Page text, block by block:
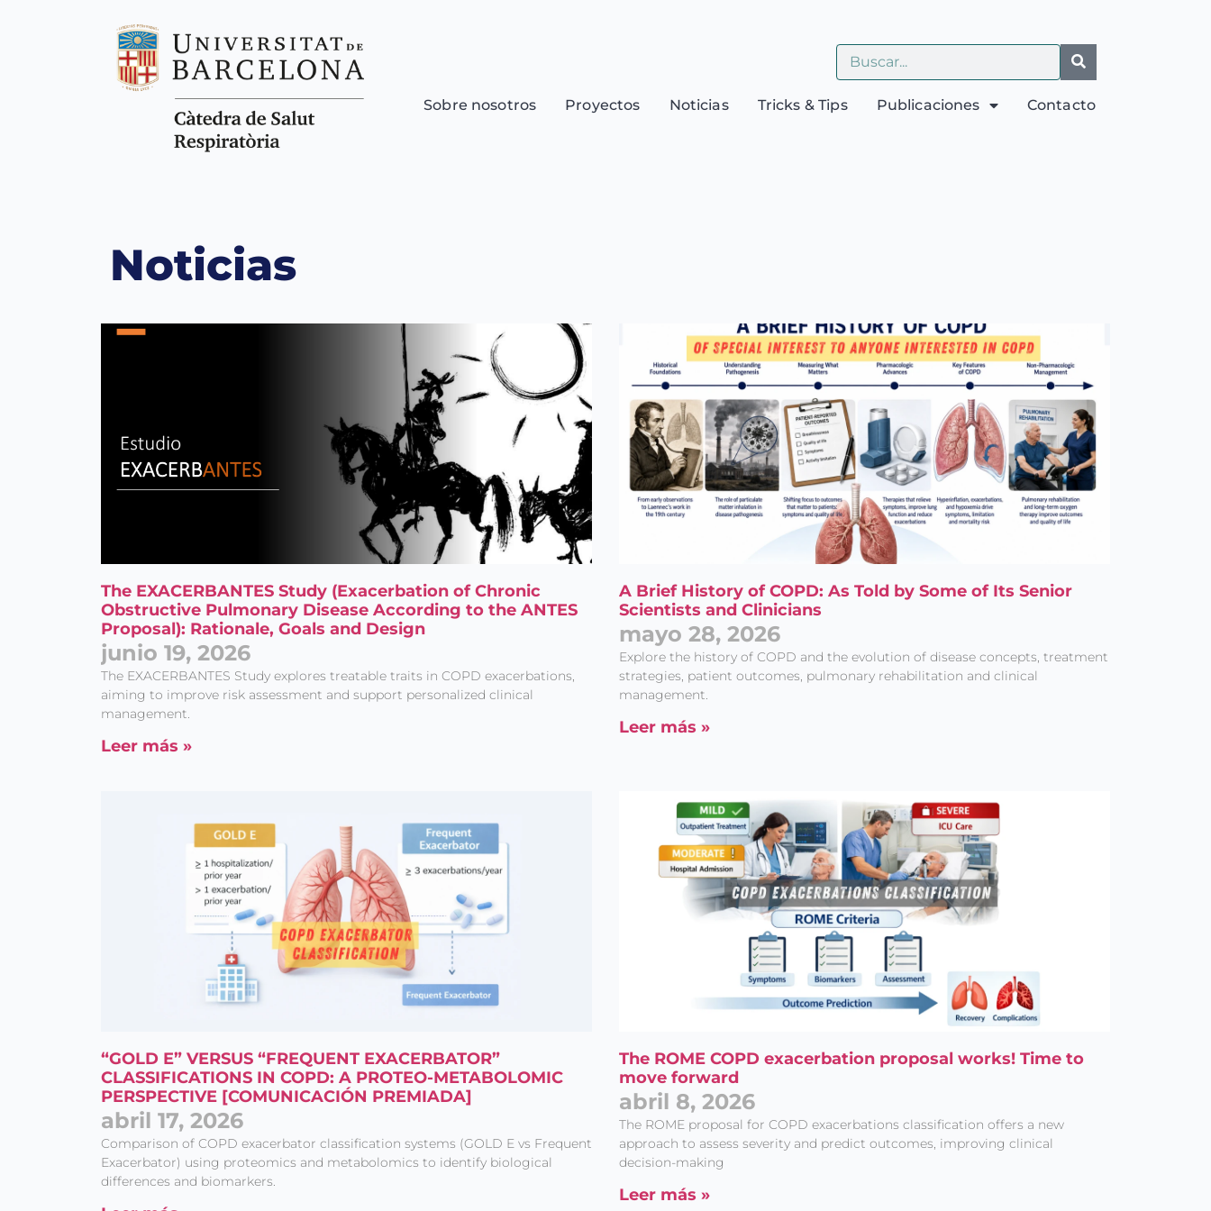
Sobre nosotros Proyectos Noticias Tricks & Tips Publicaciones Contacto
Noticias
The EXACERBANTES Study (Exacerbation of Chronic
Obstructive Pulmonary Disease According to the ANTES
Proposal): Rationale, Goals and Design
junio 19, 2026
The EXACERBANTES Study explores treatable traits in COPD exacerbations,
aiming to improve risk assessment and support personalized clinical
management.
Leer más »
A Brief History of COPD: As Told by Some of Its Senior
Scientists and Clinicians
mayo 28, 2026
Explore the history of COPD and the evolution of disease concepts, treatment
strategies, patient outcomes, pulmonary rehabilitation and clinical
management.
Leer más »
“GOLD E” VERSUS “FREQUENT EXACERBATOR”
CLASSIFICATIONS IN COPD: A PROTEO-METABOLOMIC
PERSPECTIVE [COMUNICACIÓN PREMIADA]
abril 17, 2026
Comparison of COPD exacerbator classification systems (GOLD E vs Frequent
Exacerbator) using proteomics and metabolomics to identify biological
differences and biomarkers.
The ROME COPD exacerbation proposal works! Time to
move forward
abril 8, 2026
The ROME proposal for COPD exacerbations classification offers a new
approach to assess severity and predict outcomes, improving clinical
decision-making
Leer más »